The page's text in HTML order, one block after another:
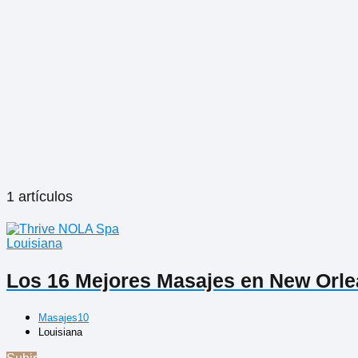
1 artículos
Louisiana
Los 16 Mejores Masajes en New
Masajes10
Louisiana